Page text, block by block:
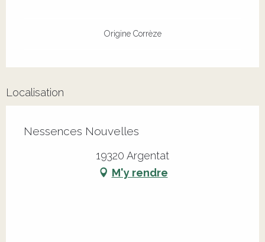
Origine Corrèze
Localisation
Nessences Nouvelles
19320 Argentat
M'y rendre